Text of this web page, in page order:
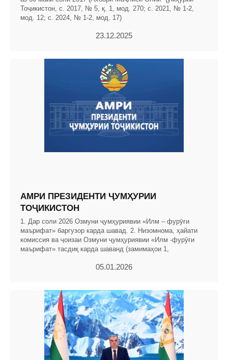
Тоҷикистон, с. 2017, № 5, қ. 1, мод. 270; с. 2021, № 1-2,
мод. 12; с. 2024, № 1-2, мод. 17)
23.12.2025
АМРИ ПРЕЗИДЕНТИ ҶУМҲУРИИ
ТОҶИКИСТОН
1. Дар соли 2026 Озмуни ҷумҳуриявии «Илм – фурӯғи
маърифат» баргузор карда шавад. 2. Низомнома, ҳайати
комиссия ва ҷоизаи Озмуни ҷумҳуриявии «Илм -фурӯғи
маърифат» тасдиқ карда шаванд (замимаҳои 1,
05.01.2026